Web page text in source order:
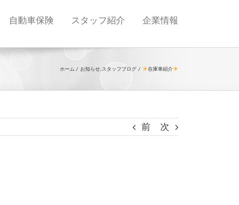
自動車保険 スタッフ紹介 企業情報
ホーム お知らせ スタッフブログ 在庫車紹介
前 次